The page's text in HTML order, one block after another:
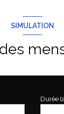
SIMULATION
Durée